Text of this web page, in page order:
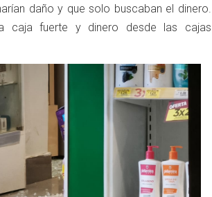
daño y que solo buscaban el dinero.
caja fuerte y dinero desde las cajas